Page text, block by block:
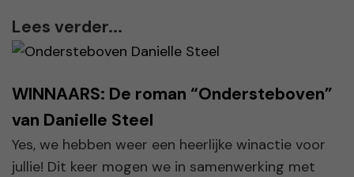
Lees verder...
WINNAARS: De roman “Ondersteboven”
van Danielle Steel
Yes, we hebben weer een heerlijke winactie voor
jullie! Dit keer mogen we in samenwerking met